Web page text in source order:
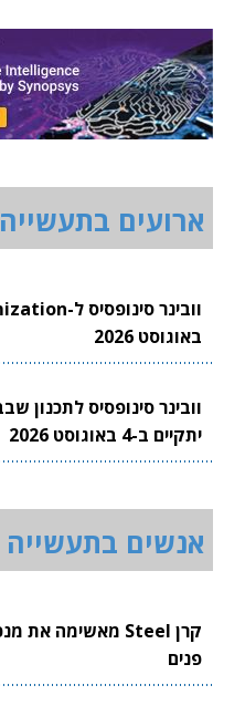
ארועים בתעשייה
באוגוסט 2026
יתקיים ב-4 באוגוסט 2026
אנשים בתעשייה
פנים